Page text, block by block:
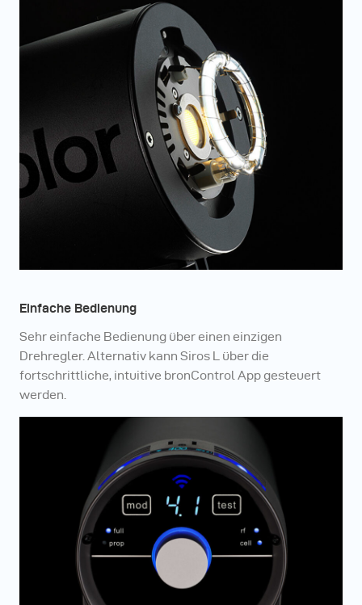
Einfache Bedienung
Sehr einfache Bedienung über einen einzigen
Drehregler. Alternativ kann Siros L über die
fortschrittliche, intuitive bronControl App gesteuert
werden.